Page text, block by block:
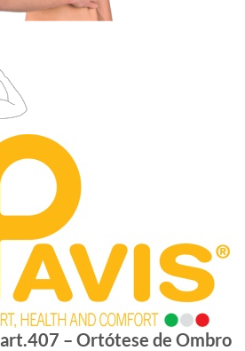
art.407 – Ortótese de Ombro